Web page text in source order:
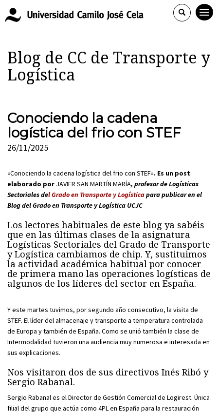
Blog de CC de Transporte y
Logística
Conociendo la cadena
logística del frio con STEF
26/11/2025
«Conociendo la cadena logística del frio con STEF». Es un post
elaborado por JAVIER SAN MARTÍN MARÍA, profesor de Logísticas
Sectoriales del Grado en Transporte y Logísticapara publicar en el
Blog del Grado en Transporte y Logística UCJC
Los lectores habituales de este blog ya sabéis
que en las últimas clases de la asignatura
Logísticas Sectoriales del Grado de Transporte
y Logística cambiamos de chip. Y, sustituimos
la actividad académica habitual por conocer
de primera mano las operaciones logísticas de
algunos de los líderes del sector en España.
Y este martes tuvimos, por segundo año consecutivo, la visita de
STEF. El líder del almacenaje y transporte a temperatura controlada
de Europa y también de España. Como se unió también la clase de
Intermodalidad tuvieron una audiencia muy numerosa e interesada en
sus explicaciones.
Nos visitaron dos de sus directivos Inés Ribó y
Sergio Rabanal.
Sergio Rabanal es el Director de Gestión Comercial de Logirest. Única
filial del grupo que actúa como 4PL en España para la restauración